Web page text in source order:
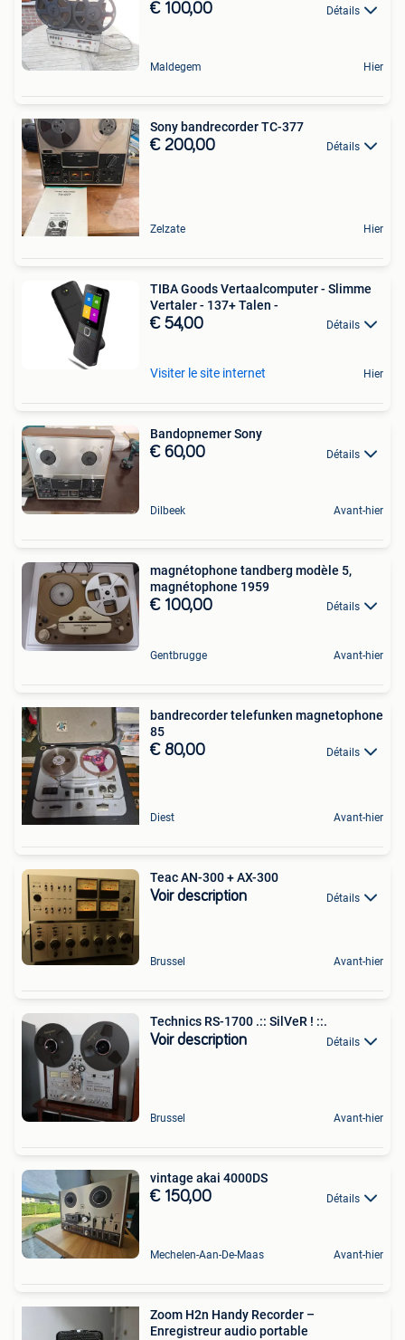
€ 100,00 Détails
Maldegem Hier
Sony bandrecorder TC-377
€ 200,00 Détails
Zelzate Hier
TIBA Goods Vertaalcomputer - Slimme
Vertaler - 137+ Talen -
€ 54,00 Détails
Visiter le site internet Hier
Bandopnemer Sony
€ 60,00 Détails
Dilbeek Avant-hier
magnétophone tandberg modèle 5,
magnétophone 1959
€ 100,00 Détails
Gentbrugge Avant-hier
bandrecorder telefunken magnetophone
85
€ 80,00 Détails
Diest Avant-hier
Teac AN-300 + AX-300
Voir description Détails
Brussel Avant-hier
Technics RS-1700 .:: SilVeR ! ::.
Voir description Détails
Brussel Avant-hier
vintage akai 4000DS
€ 150,00 Détails
Mechelen-Aan-De-Maas Avant-hier
Zoom H2n Handy Recorder –
Enregistreur audio portable